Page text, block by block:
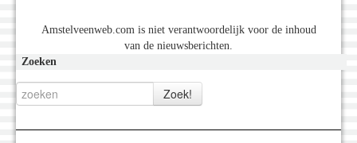
Amstelveenweb.com is niet verantwoordelijk voor de inhoud
van de nieuwsberichten.
Zoeken